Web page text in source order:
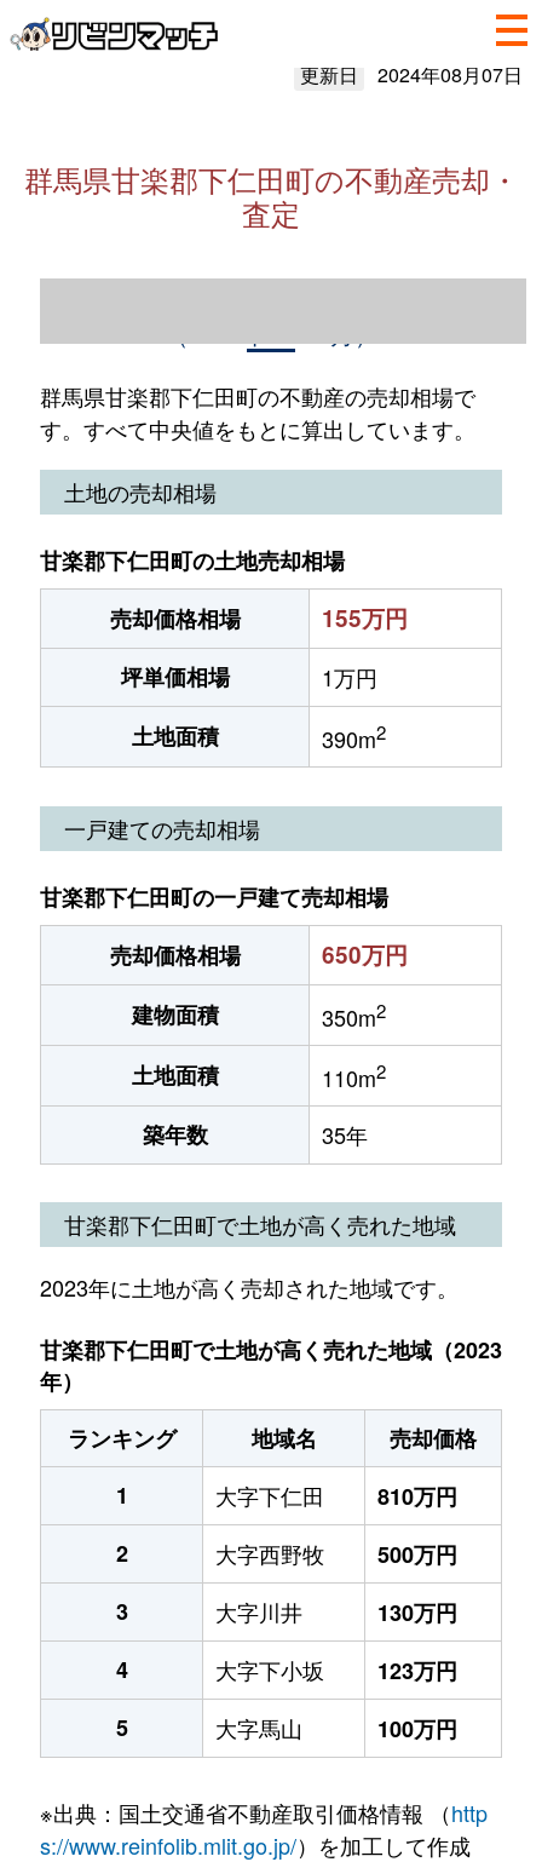
更新日 2024年08月07日
群馬県甘楽郡下仁田町の不動産売却・
査定
群馬県甘楽郡下仁田町の不動産の売却相場で
す。すべて中央値をもとに算出しています。
土地の売却相場
甘楽郡下仁田町の土地売却相場
売却価格相場
155万円
坪単価相場
1万円
土地面積
390m2
一戸建ての売却相場
甘楽郡下仁田町の一戸建て売却相場
売却価格相場
650万円
建物面積 350m2
土地面積 110m2
築年数 35年
甘楽郡下仁田町で土地が高く売れた地域
2023年に土地が高く売却された地域です。
甘楽郡下仁田町で土地が高く売れた地域（2023
年）
ランキング
地域名
売却価格
1
大字下仁田
810万円
2
大字西野牧
500万円
3
大字川井
130万円
4
大字下小坂
123万円
5
大字馬山 100万円
※出典：国土交通省不動産取引価格情報 （http
s://www.reinfolib.mlit.go.jp/）を加工して作成